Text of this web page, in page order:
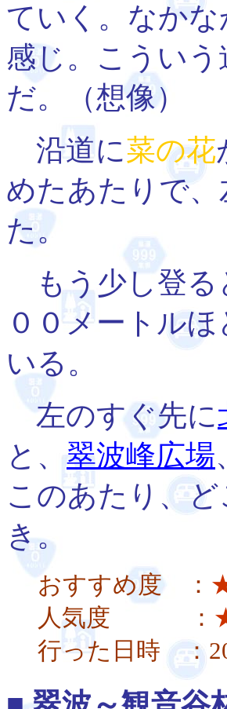
ていく。なか
感じ。こうい
だ。（想像）
沿道に菜の花
めたあたりで、
た。
もう少し登る
００メートル
いる。
左のすぐ先に
と、翠波峰広場
このあたり、
き。
おすすめ度 ：
人気度 ：
行った日時 ：